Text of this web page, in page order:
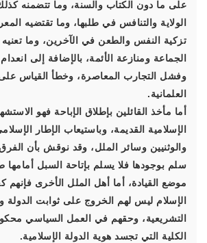
على ما دون الكتاب والسنة، وما تتضمنه
الولاية والتنافس في طلبها، وما تقتضيه
تزكية النفس والطعن في الآخرين، وما
الجماعة ومنازعة الأئمة، بالإضافة إلى
وفشل التجارب المعاصرة، وخطأ القياس
العلمانية.
أما مأخذ القائلين بإطلاق الإباحة فهو
الإسلامية القديمة، وباستيعاب الإطار
والوثنيين وسائر الملل، وقد نوقش بأن
سلم بوجودها فلا يسلم بإتاحة السبل
موضع القيادة، أما أهل الملل الأخرى فإنهم
الإسلام ليس لهم الخروج على ثوابت الدولة
التشريعية، وحقهم في العمل السياسي
الكلية التي تجسد هوية الدولة الإسلامية.